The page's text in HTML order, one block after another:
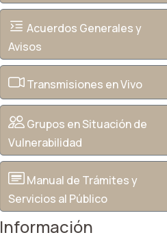
Acuerdos Generales y
Avisos
Transmisiones en Vivo
Grupos en Situación de
Vulnerabilidad
Manual de Trámites y
Servicios al Público
Información